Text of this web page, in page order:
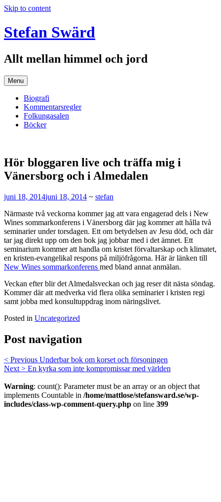
Skip to content
Stefan Swärd
Allt mellan himmel och jord
Menu
Biografi
Kommentarsregler
Folkungasalen
Böcker
Hör bloggaren live och träffa mig i
Vänersborg och i Almedalen
juni 18, 2014juni 18, 2014 ~ stefan
Närmaste två veckorna kommer jag att vara engagerad dels i New
Wines sommarkonferens i Vänersborg där jag kommer att hålla två
seminarier under torsdagen. Ett om betydelsen av Jesu död, och där
tar jag direkt upp om den bok jag jobbar med i det ämnet. Ett
seminarium kommer att handla om kristet förvaltarskap och klimatet,
en kristen-evangelikal respons på miljöfrågorna. Här är länken till
New Wines sommarkonferens med bland annat anmälan.
Veckan efter blir det Almedalsveckan och jag reser dit nästa söndag.
Kommer där att medverka vid flera olika seminarier i kristen regi
samt jobba med konsultuppdrag inom näringslivet.
Posted in Uncategorized
Post navigation
< Previous Underbar bok om korset och försoningen
Next > En kyrka som inte kompromissar med världen
Warning: count(): Parameter must be an array or an object that
implements Countable in /home/mattlose/stefansward.se/wp-
includes/class-wp-comment-query.php on line 399